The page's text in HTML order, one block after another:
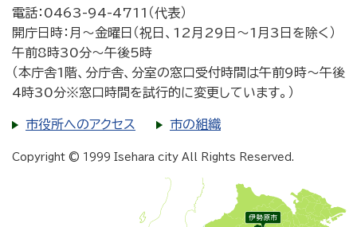
電話：0463-94-4711（代表）
開庁日時：月～金曜日（祝日、12月29日～1月3日を除く）
午前8時30分～午後5時
（本庁舎1階、分庁舎、分室の窓口受付時間は午前9時～午後
4時30分※窓口時間を試行的に変更しています。）
市役所へのアクセス 市の組織
Copyright © 1999 Isehara city All Rights Reserved.